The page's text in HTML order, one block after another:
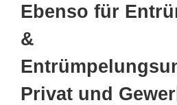
Ebenso für
&
Privat und